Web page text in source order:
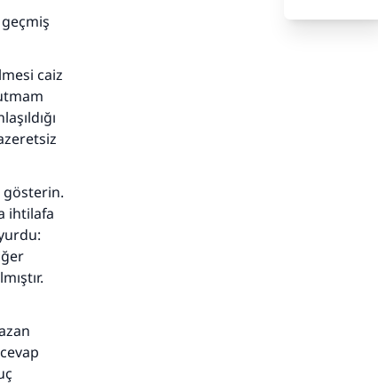
caiz
gösterin.
ihtilafa